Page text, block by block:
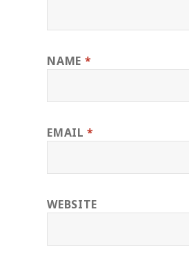
NAME *
EMAIL*
WEBSITE